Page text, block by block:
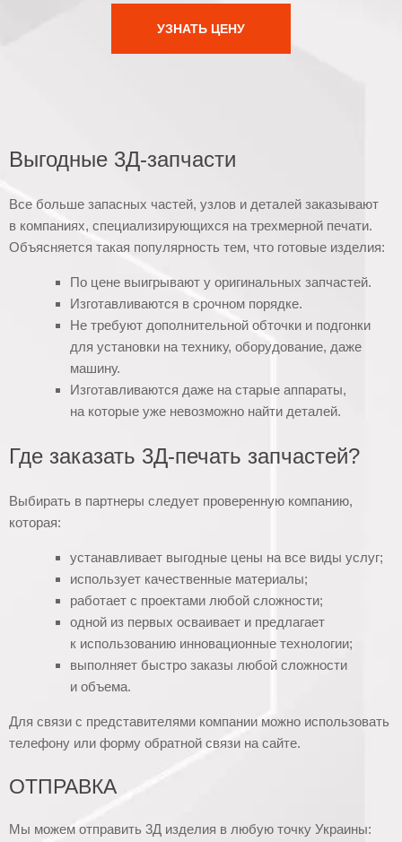
УЗНАТЬ ЦЕНУ
Выгодные 3Д-запчасти
Все больше запасных частей, узлов и деталей заказывают
в компаниях, специализирующихся на трехмерной печати.
Объясняется такая популярность тем, что готовые изделия:
По цене выигрывают у оригинальных запчастей.
Изготавливаются в срочном порядке.
Не требуют дополнительной обточки и подгонки
для установки на технику, оборудование, даже
машину.
Изготавливаются даже на старые аппараты,
на которые уже невозможно найти деталей.
Где заказать 3Д-печать запчастей?
Выбирать в партнеры следует проверенную компанию,
которая:
устанавливает выгодные цены на все виды услуг;
использует качественные материалы;
работает с проектами любой сложности;
одной из первых осваивает и предлагает
к использованию инновационные технологии;
выполняет быстро заказы любой сложности
и объема.
Для связи с представителями компании можно использовать
телефону или форму обратной связи на сайте.
ОТПРАВКА
Мы можем отправить 3Д изделия в любую точку Украины: